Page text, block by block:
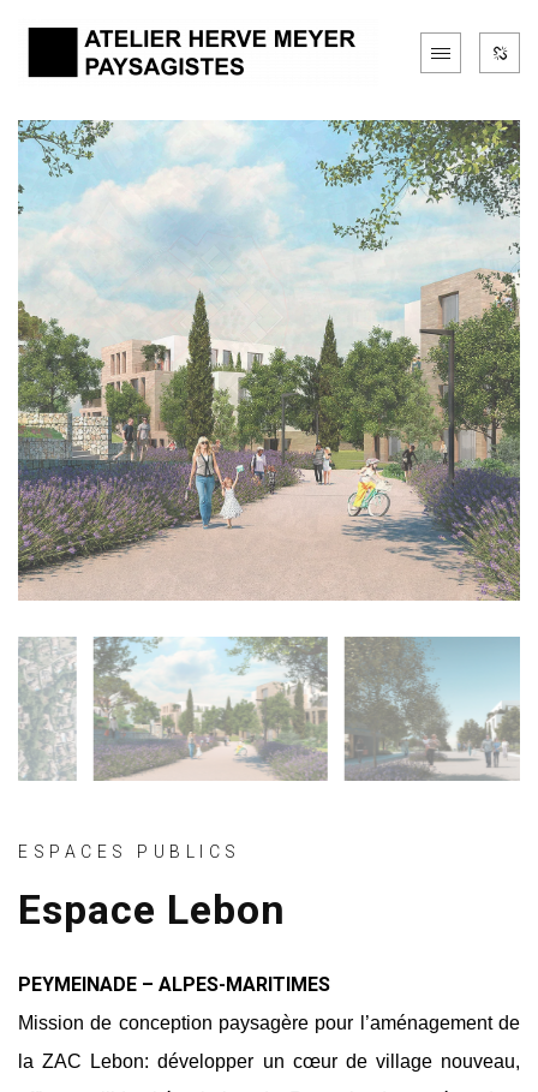
ESPACES PUBLICS
Espace Lebon
PEYMEINADE – ALPES-MARITIMES
Mission de conception paysagère pour l’aménagement de
la ZAC Lebon: développer un cœur de village nouveau,